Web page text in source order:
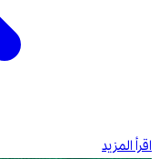
اقرأ المزيد